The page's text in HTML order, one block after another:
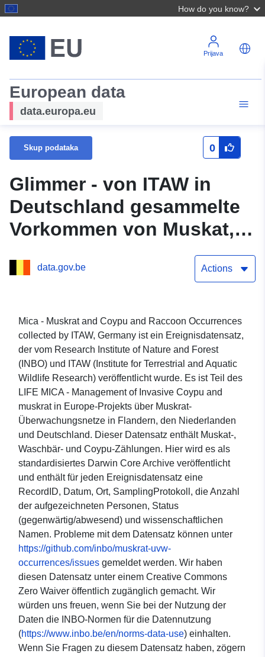
How do you know?
Prijava
European data
data.europa.eu
Skup podataka 0
Glimmer - von ITAW in
Deutschland gesammelte
Vorkommen von Muskat,
Waschbär und Coypu
data.gov.be Actions
Mica - Muskrat and Coypu and Raccoon Occurrences
collected by ITAW, Germany ist ein Ereignisdatensatz,
der vom Research Institute of Nature and Forest
(INBO) und ITAW (Institute for Terrestrial and Aquatic
Wildlife Research) veröffentlicht wurde. Es ist Teil des
LIFE MICA - Management of Invasive Coypu and
muskrat in Europe-Projekts über Muskrat-
Überwachungsnetze in Flandern, den Niederlanden
und Deutschland. Dieser Datensatz enthält Muskat-,
Waschbär- und Coypu-Zählungen. Hier wird es als
standardisiertes Darwin Core Archive veröffentlicht
und enthält für jeden Ereignisdatensatz eine
RecordID, Datum, Ort, SamplingProtokoll, die Anzahl
der aufgezeichneten Personen, Status
(gegenwärtig/abwesend) und wissenschaftlichen
Namen. Probleme mit dem Datensatz können unter
https://github.com/inbo/muskrat-uvw-
occurrences/issues gemeldet werden. Wir haben
diesen Datensatz unter einem Creative Commons
Zero Waiver öffentlich zugänglich gemacht. Wir
würden uns freuen, wenn Sie bei der Nutzung der
Daten die INBO-Normen für die Datennutzung
(https://www.inbo.be/en/norms-data-use) einhalten.
Wenn Sie Fragen zu diesem Datensatz haben, zögern